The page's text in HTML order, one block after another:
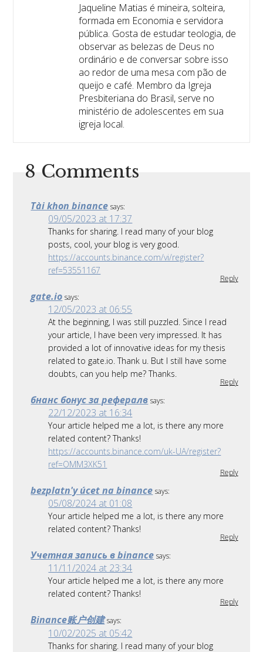
Jaqueline Matias é mineira, solteira,
formada em Economia e servidora
pública. Gosta de estudar teologia, de
observar as belezas de Deus no
ordinário e de conversar sobre isso
ao redor de uma mesa com pão de
queijo e café. Membro da Igreja
Presbiteriana do Brasil, serve no
ministério de adolescentes em sua
igreja local.
8 Comments
Tài khon binance says:
09/05/2023 at 17:37
Thanks for sharing. I read many of your blog
posts, cool, your blog is very good.
https://accounts.binance.com/vi/register?
ref=53551167
Reply
gate.io says:
12/05/2023 at 06:55
At the beginning, I was still puzzled. Since I read
your article, I have been very impressed. It has
provided a lot of innovative ideas for my thesis
related to gate.io. Thank u. But I still have some
doubts, can you help me? Thanks.
Reply
бнанс бонус за рефералв says:
22/12/2023 at 16:34
Your article helped me a lot, is there any more
related content? Thanks!
https://accounts.binance.com/uk-UA/register?
ref=OMM3XK51
Reply
bezplatn'y úcet na binance says:
05/08/2024 at 01:08
Your article helped me a lot, is there any more
related content? Thanks!
Reply
Учетная запись в binance says:
11/11/2024 at 23:34
Your article helped me a lot, is there any more
related content? Thanks!
Reply
Binance账户创建 says:
10/02/2025 at 05:42
Thanks for sharing. I read many of your blog